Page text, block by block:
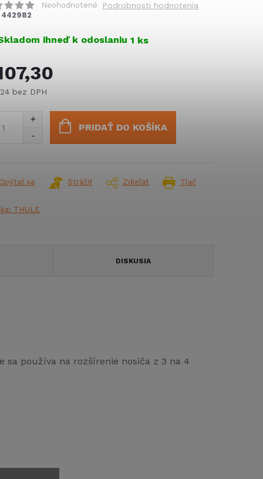
Neohodnotené Podrobnosti hodnotenia
442982
ihneď k odoslaniu 1 ks
bez DPH
PRIDAŤ DO KOŠÍKA
Tlač
Opýtať sa Strážiť Zdieľať
THULE
DISKUSIA
sa používa na rozšírenie nosiča z 3 na 4